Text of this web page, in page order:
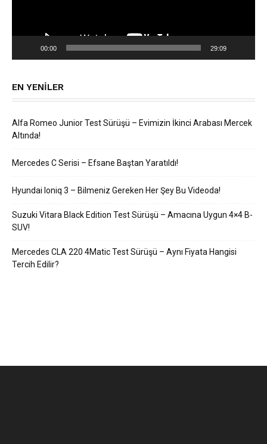
00:00 29:09
EN YENILER
Alfa Romeo Junior Test Sürüşü – Evimizin İkinci Arabası Mercek
Altında!
Mercedes C Serisi – Efsane Baştan Yaratıldı!
Hyundai Ioniq 3 – Bilmeniz Gereken Her Şey Bu Videoda!
Suzuki Vitara Black Edition Test Sürüşü – Amacına Uygun 4×4 B-
SUV!
Mercedes CLA 220 4Matic Test Sürüşü – Aynı Fiyata Hangisi
Tercih Edilir?